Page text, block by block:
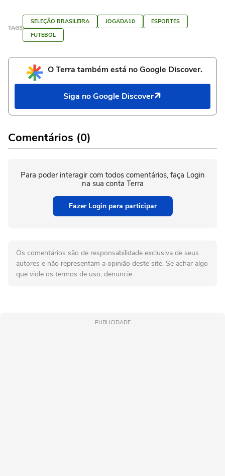
TAGS
SELEÇÃO BRASILEIRA JOGADA10
ESPORTES
FUTEBOL
O Terra também está no Google Discover.
Siga no Google Discover
Comentários (0)
Para poder interagir com todos comentários, faça Login
na sua conta Terra
Fazer Login para participar
Os comentários são de responsabilidade exclusiva de seus
autores e não representam a opinião deste site. Se achar algo
que viole os termos de uso, denuncie.
PUBLICIDADE